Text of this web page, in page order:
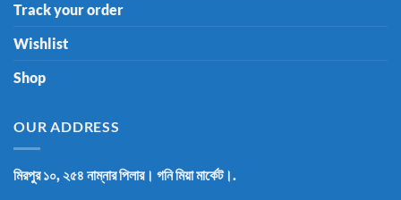
Track your order
Wishlist
Shop
OUR ADDRESS
মিরপুর ১০, ২৫৪ নাম্নার পিলার। গনি মিয়া মার্কেট।.